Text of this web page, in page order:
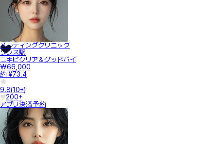
メルティングクリニック
ソンス駅
ニキビクリア＆グッドバイ
₩66,000
約 ¥73.4
9.8(10+)
200+
アプリ決済予約